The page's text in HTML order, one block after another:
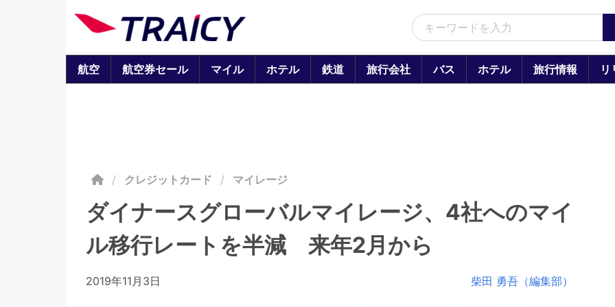
航空 航空券セール マイル ホテル 鉄道 旅行会社 バス ホテル 旅行情報 リ
/ クレジットカード マイレージ
ダイナースグローバルマイレージ、4社へのマイ
ル移行レートを半減 来年2月から
2019年11月3日 柴田 勇吾（編集部）